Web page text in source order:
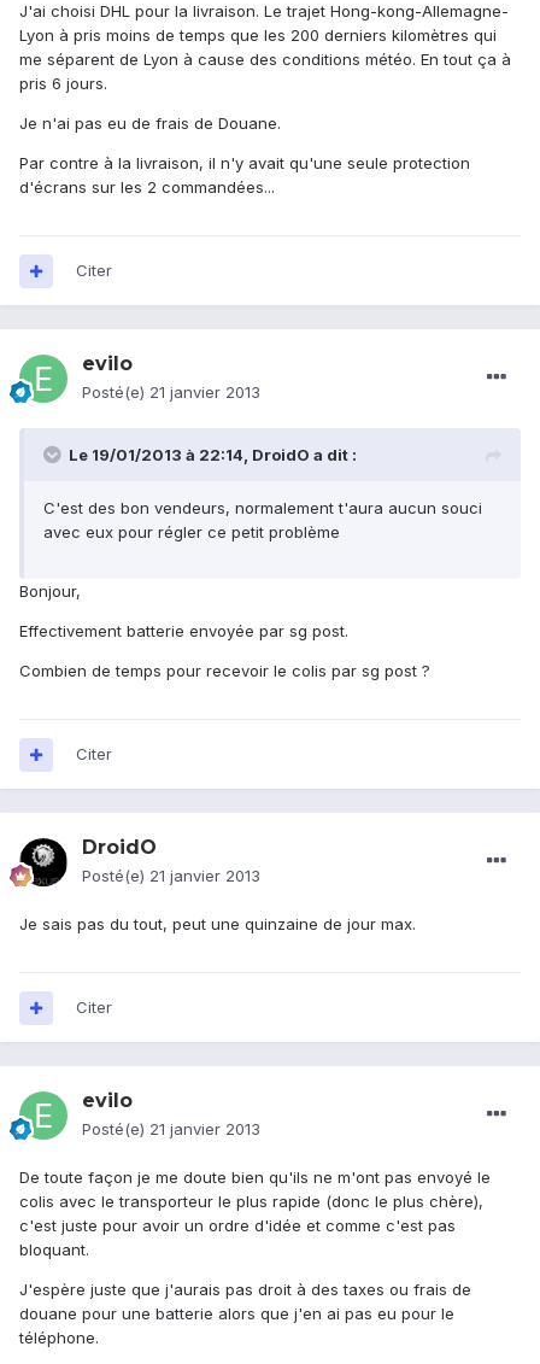
J'ai choisi DHL pour la livraison. Le trajet Hong-kong-Allemagne-
Lyon à pris moins de temps que les 200 derniers kilomètres qui
me séparent de Lyon à cause des conditions météo. En tout ça à
pris 6 jours.
Je n'ai pas eu de frais de Douane.
Par contre à la livraison, il n'y avait qu'une seule protection
d'écrans sur les 2 commandées...
Citer
evilo
Posté(e) 21 janvier 2013
Le 19/01/2013 à 22:14, DroidO a dit :
C'est des bon vendeurs, normalement t'aura aucun souci
avec eux pour régler ce petit problème
Bonjour,
Effectivement batterie envoyée par sg post.
Combien de temps pour recevoir le colis par sg post ?
Citer
DroidO
Posté(e) 21 janvier 2013
Je sais pas du tout, peut une quinzaine de jour max.
Citer
evilo
Posté(e) 21 janvier 2013
De toute façon je me doute bien qu'ils ne m'ont pas envoyé le
colis avec le transporteur le plus rapide (donc le plus chère),
c'est juste pour avoir un ordre d'idée et comme c'est pas
bloquant.
J'espère juste que j'aurais pas droit à des taxes ou frais de
douane pour une batterie alors que j'en ai pas eu pour le
téléphone.